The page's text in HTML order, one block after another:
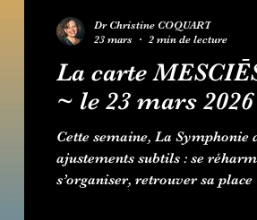
La carte
~ le 23 mars 2026
Cette semaine, La Symphonie
ajustements subtils : se
s’organiser, retrouver sa place
Dr Christine COQUART
23 mars
2 min de lecture